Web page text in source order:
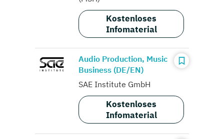
Kostenloses
Infomaterial
Audio Production, Music
Business (DE/EN)
SAE Institute GmbH
Kostenloses
Infomaterial